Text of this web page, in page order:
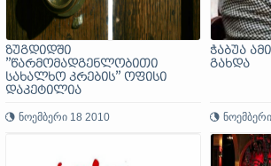
ზუგდიდში
’’წარმომადგენლობითი
სახალხო კრების’’ ოფისი
დაკეტილია
ნოემბერი 18 2010
ჭაბუა
გახდა